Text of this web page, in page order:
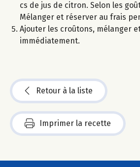
cs de jus de citron. Selon les
Mélanger et réserver au frais
Ajouter les croûtons, mélanger
immédiatement.
Retour à la liste
Imprimer la recette